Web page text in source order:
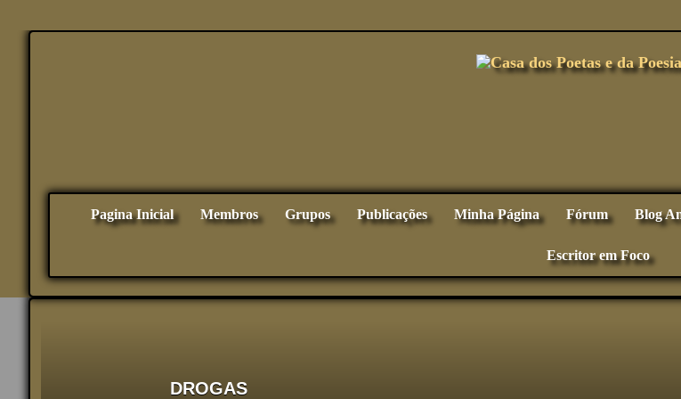
Pagina Inicial Membros Grupos Publicações Minha Página Fórum Blog
Escritor em Foco
DROGAS